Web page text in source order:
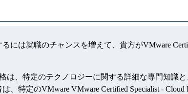
るには就職のチャンスを増えて、貴方がVMware
格は、特定のテクノロジーに関する詳細な専門知識
、特定のVMware VMware Certified Specialist -